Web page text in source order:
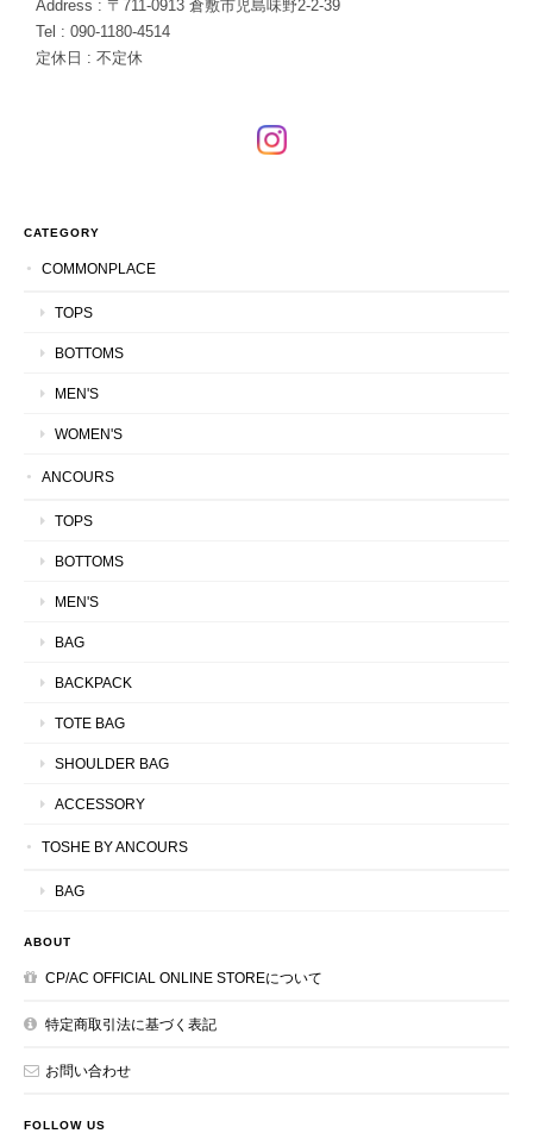
Address : 〒711-0913 倉敷市児島味野2-2-39
Tel : 090-1180-4514
定休日 : 不定休
CATEGORY
COMMONPLACE
TOPS
BOTTOMS
MEN'S
WOMEN'S
ANCOURS
TOPS
BOTTOMS
MEN'S
BAG
BACKPACK
TOTE BAG
SHOULDER BAG
ACCESSORY
TOSHE BY ANCOURS
BAG
ABOUT
CP/AC OFFICIAL ONLINE STOREについて
特定商取引法に基づく表記
お問い合わせ
FOLLOW US